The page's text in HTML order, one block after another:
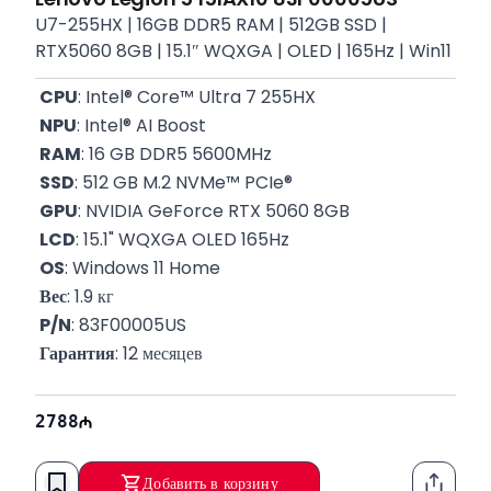
U7-255HX | 16GB DDR5 RAM | 512GB SSD |
RTX5060 8GB | 15.1″ WQXGA | OLED | 165Hz | Win11
CPU: Intel® Core™ Ultra 7 255HX
NPU: Intel® AI Boost
RAM: 16 GB DDR5 5600MHz
SSD: 512 GB M.2 NVMe™ PCIe®
GPU: NVIDIA GeForce RTX 5060 8GB
LCD: 15.1" WQXGA OLED 165Hz
OS: Windows 11 Home
Вес: 1.9 кг
P/N: 83F00005US
Гарантия: 12 месяцев
2788
Добавить в корзину